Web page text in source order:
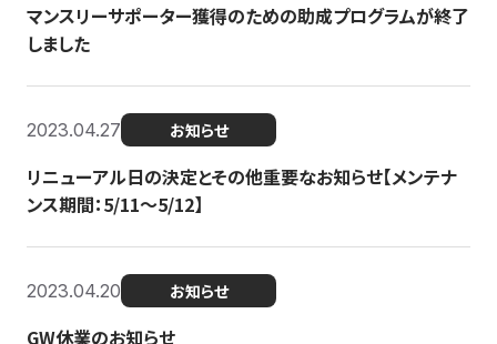
マンスリーサポーター獲得のための助成プログラムが終了
しました
2023.04.27 お知らせ
リニューアル日の決定とその他重要なお知らせ【メンテナ
ンス期間：5/11～5/12】
2023.04.20 お知らせ
GW休業のお知らせ